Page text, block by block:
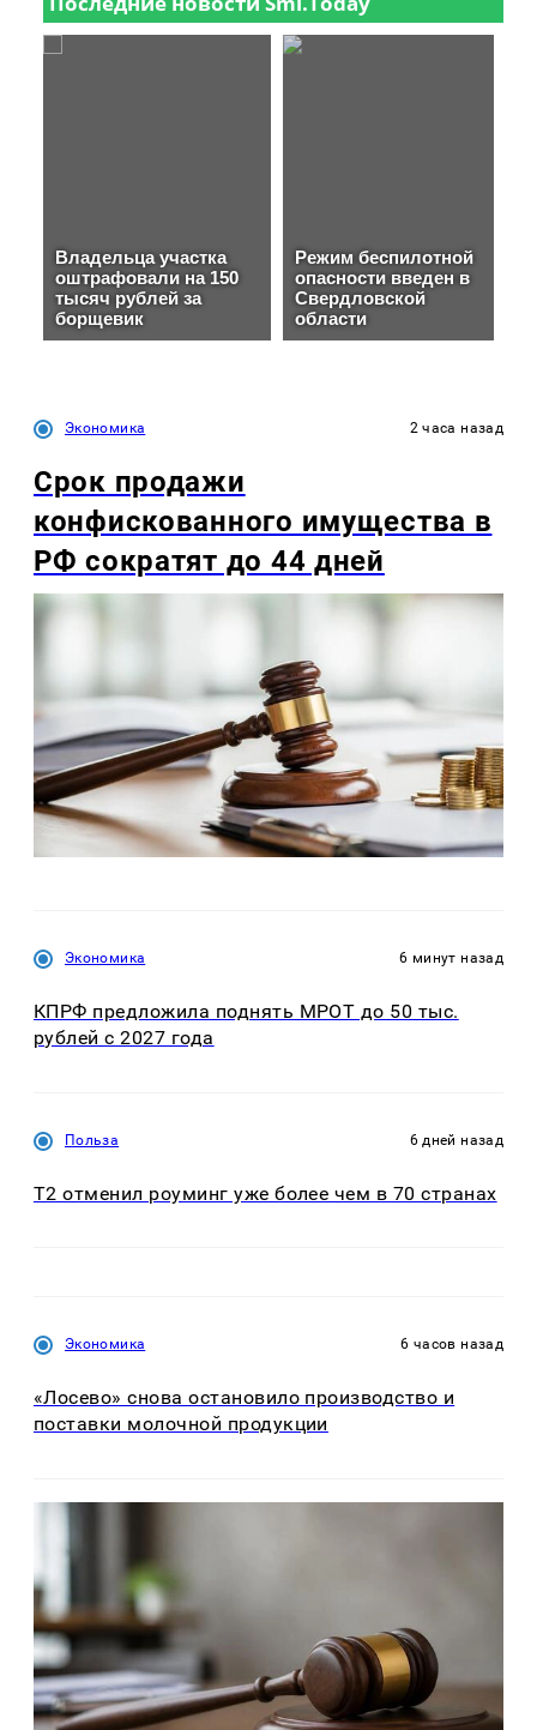
Экономика 2 часа назад
Срок продажи
конфискованного имущества в
РФ сократят до 44 дней
Экономика 6 минут назад
КПРФ предложила поднять МРОТ до 50 тыс.
рублей с 2027 года
Польза 6 дней назад
Т2 отменил роуминг уже более чем в 70 странах
Экономика 6 часов назад
«Лосево» снова остановило производство и
поставки молочной продукции